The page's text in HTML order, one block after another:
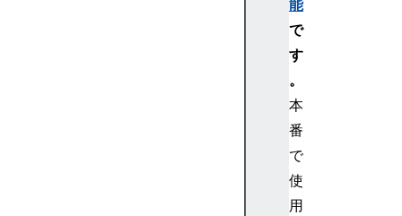
能
で
す
。
本
番
で
使
用